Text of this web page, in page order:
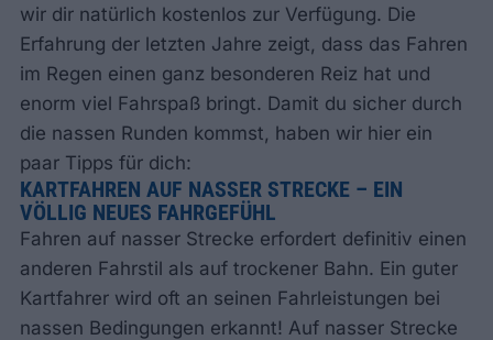
wir dir natürlich kostenlos zur Verfügung. Die
Erfahrung der letzten Jahre zeigt, dass das Fahren
im Regen einen ganz besonderen Reiz hat und
enorm viel Fahrspaß bringt. Damit du sicher durch
die nassen Runden kommst, haben wir hier ein
paar Tipps für dich:
KARTFAHREN AUF NASSER STRECKE – EIN
VÖLLIG NEUES FAHRGEFÜHL
Fahren auf nasser Strecke erfordert definitiv einen
anderen Fahrstil als auf trockener Bahn. Ein guter
Kartfahrer wird oft an seinen Fahrleistungen bei
nassen Bedingungen erkannt! Auf nasser Strecke